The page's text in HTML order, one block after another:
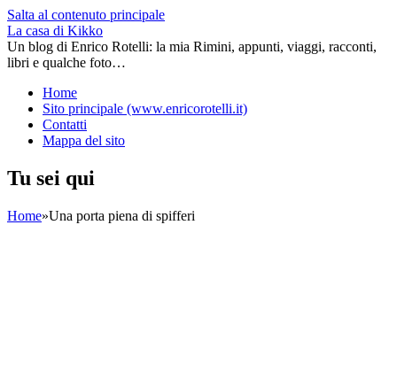
Salta al contenuto principale
La casa di Kikko
Un blog di Enrico Rotelli: la mia Rimini, appunti, viaggi, racconti,
libri e qualche foto…
Home
Sito principale (www.enricorotelli.it)
Contatti
Mappa del sito
Tu sei qui
Home»Una porta piena di spifferi